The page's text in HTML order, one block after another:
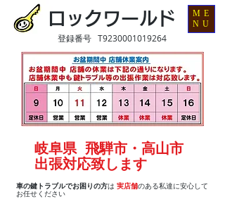
ロックワールド
車の鍵トラブルでお困りの方は 実店舗のある私達に安心して
お任せください
岐阜県 飛騨市・高山市
出張対応致します
登録番号 T9230001019264
ME
NU